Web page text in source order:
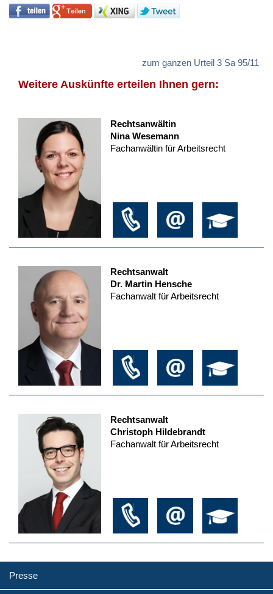
zum ganzen Urteil 3 Sa 95/11
Weitere Auskünfte erteilen Ihnen gern:
Rechtsanwältin
Nina Wesemann
Fachanwältin für Arbeitsrecht
Rechtsanwalt
Dr. Martin Hensche
Fachanwalt für Arbeitsrecht
Rechtsanwalt
Christoph Hildebrandt
Fachanwalt für Arbeitsrecht
Presse